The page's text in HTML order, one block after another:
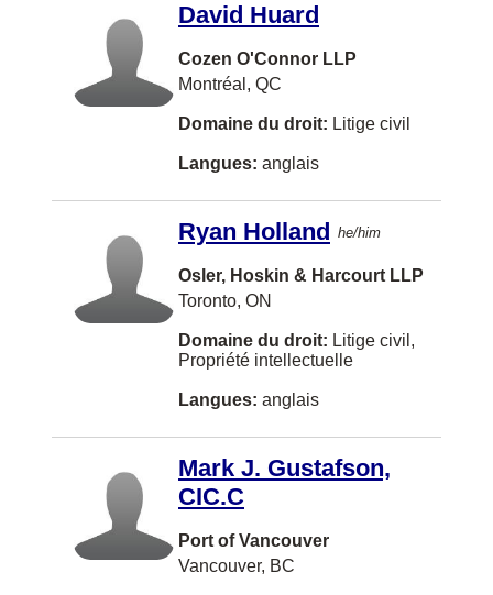
Williams Lake
Bathurst
Edmundston
Parksville
Red Deer
Smithers
Swift Current
Westmount
Aurora
New York
Newmarket
David Huard
Cozen O'Connor LLP
Montréal, QC
Domaine du droit: Litige civil
Langues: anglais
Ryan Holland he/him
Osler, Hoskin & Harcourt LLP
Toronto, ON
Domaine du droit: Litige civil,
Propriété intellectuelle
Langues: anglais
Mark J. Gustafson,
CIC.C
Port of Vancouver
Vancouver, BC